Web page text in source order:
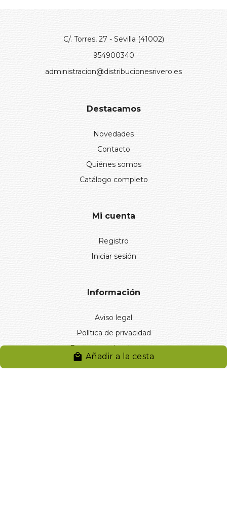
Añadir a la cesta
C/. Torres, 27 - Sevilla (41002)
954900340
administracion@distribucionesrivero.es
Destacamos
Novedades
Contacto
Quiénes somos
Catálogo completo
Mi cuenta
Registro
Iniciar sesión
Información
Aviso legal
Política de privacidad
Entregas y devoluciones